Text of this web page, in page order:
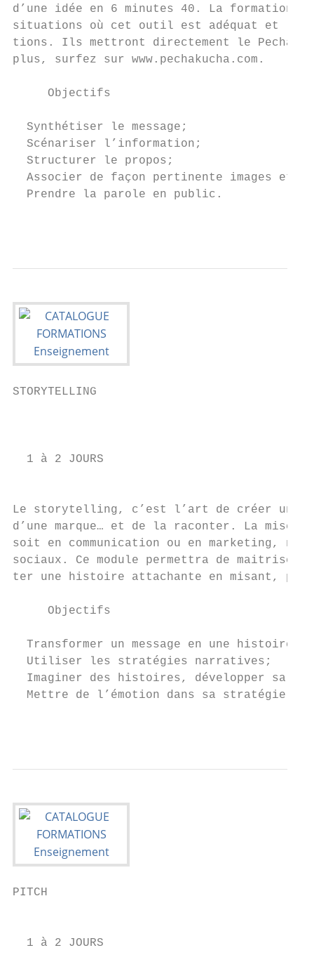
d’une idée en 6 minutes 40. La formation
situations où cet outil est adéquat et
tions. Ils mettront directement le Pecha
plus, surfez sur www.pechakucha.com.
     Objectifs
  Synthétiser le message;
  Scénariser l’information;
  Structurer le propos;
Associer de façon pertinente images et
  Prendre la parole en public.
STORYTELLING
1 à 2 JOURS
Le storytelling, c’est l’art de créer une
d’une marque… et de la raconter. La mise
soit en communication ou en marketing,
sociaux. Ce module permettra de
ter une histoire attachante en misant, par
     Objectifs
Transformer un message en une histoire
  Utiliser les stratégies narratives;
Imaginer des histoires, développer sa
Mettre de l’émotion dans sa stratégie de
PITCH
1 à 2 JOURS